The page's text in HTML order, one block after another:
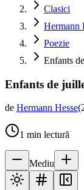
Clasici
Hermann
Poezie
Enfants
Enfants de
de Hermann Hesse(
1 min lectură
Mediu